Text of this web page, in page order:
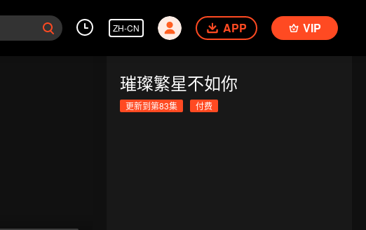
ZH-CN APP VIP
璀璨繁星不如你
更新到第83集 付费